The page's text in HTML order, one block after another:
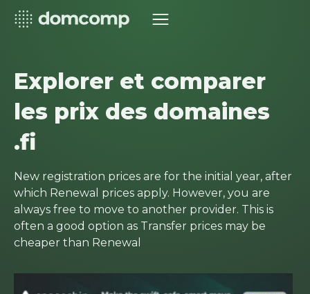
Explorer et comparer
les prix des domaines
.fi
New registration prices are for the initial year, after
which Renewal prices apply. However, you are
always free to move to another provider. This is
often a good option as Transfer prices may be
cheaper than Renewal